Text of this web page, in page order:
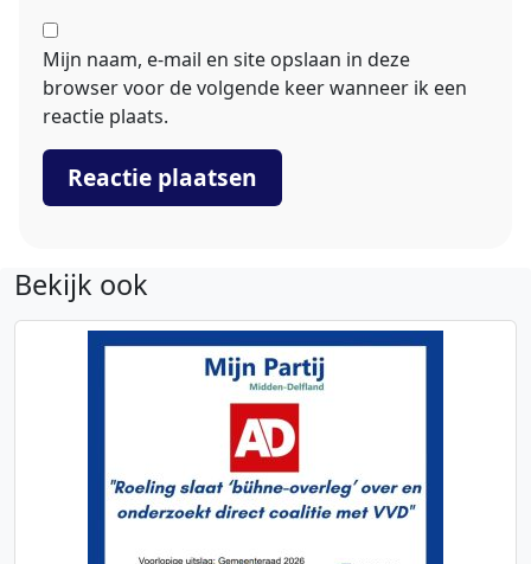
Mijn naam, e-mail en site opslaan in deze
browser voor de volgende keer wanneer ik een
reactie plaats.
Bekijk ook